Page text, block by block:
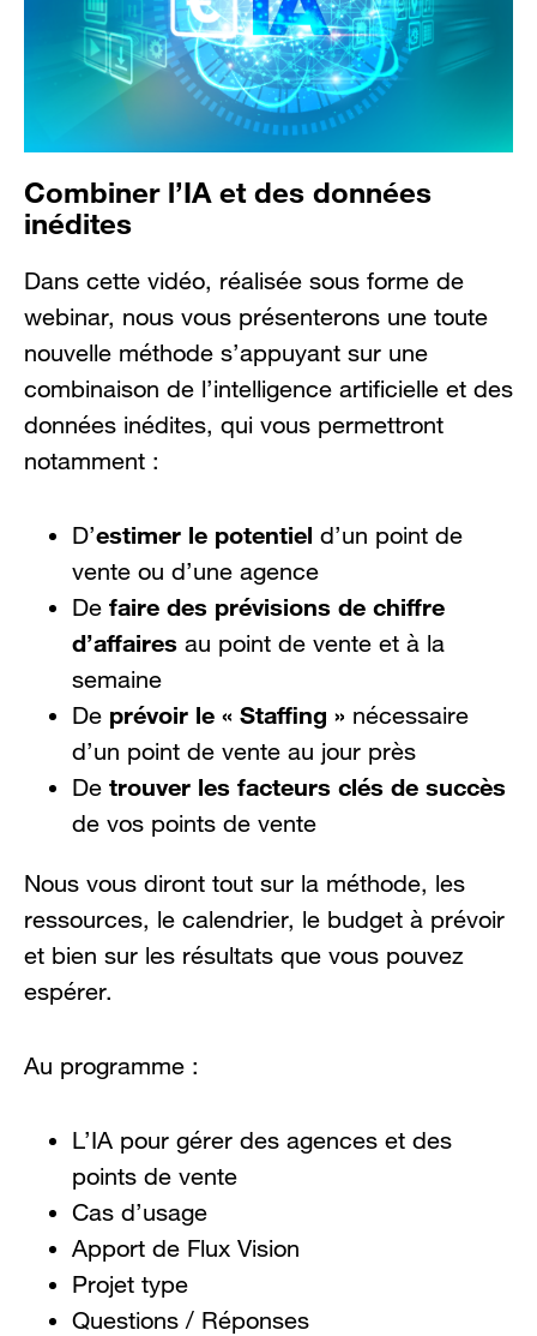
Combiner l’IA et des données
inédites
Dans cette vidéo, réalisée sous forme de
webinar, nous vous présenterons une toute
nouvelle méthode s’appuyant sur une
combinaison de l’intelligence artificielle et des
données inédites, qui vous permettront
notamment :
D’estimer le potentiel d’un point de
vente ou d’une agence
De faire des prévisions de chiffre
d’affaires au point de vente et à la
semaine
De prévoir le « Staffing » nécessaire
d’un point de vente au jour près
De trouver les facteurs clés de succès
de vos points de vente
Nous vous diront tout sur la méthode, les
ressources, le calendrier, le budget à prévoir
et bien sur les résultats que vous pouvez
espérer.
Au programme :
L’IA pour gérer des agences et des
points de vente
Cas d’usage
Apport de Flux Vision
Projet type
Questions / Réponses